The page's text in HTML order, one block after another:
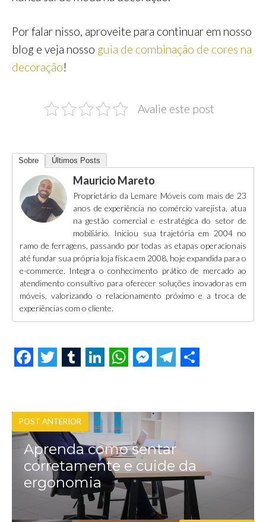
Por falar nisso, aproveite para continuar em nosso
blog e veja nosso guia de combinação de cores na
decoração!
Avalie este post
Sobre Últimos Posts
Mauricio Mareto
Proprietário da Lemare Móveis com mais de 23
anos de experiência no comércio varejista, atua
na gestão comercial e estratégica do setor de
mobiliário. Iniciou sua trajetória em 2004 no
ramo de ferragens, passando por todas as etapas operacionais
até fundar sua própria loja física em 2008, hoje expandida para o
e-commerce. Integra o conhecimento prático de mercado ao
atendimento consultivo para oferecer soluções inovadoras em
móveis, valorizando o relacionamento próximo e a troca de
experiências com o cliente.
c
e
b
i
t
t
e
r
m
b
l
r
n
k
e
d
I
n
a
t
s
A
p
p
s
s
e
n
g
e
l
e
g
r
a
m
a
POST ANTERIOR
Aprenda como sentar
corretamente e cuide da
ergonomia